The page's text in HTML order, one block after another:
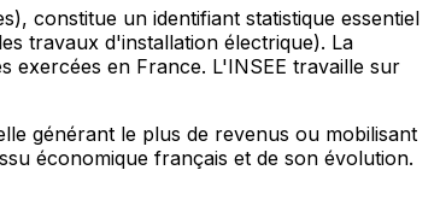
constitue un identifiant statistique essentiel
travaux d'installation électrique). La
exercées en France. L'INSEE travaille sur
générant le plus de revenus ou mobilisant
économique français et de son évolution.